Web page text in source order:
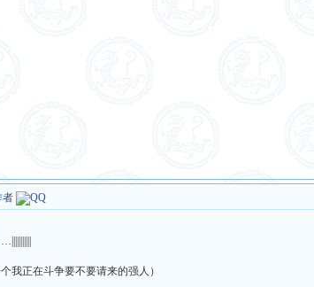
者
正在斗争要不要请来的强人）